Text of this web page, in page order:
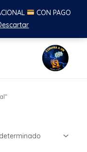
CON PAGO